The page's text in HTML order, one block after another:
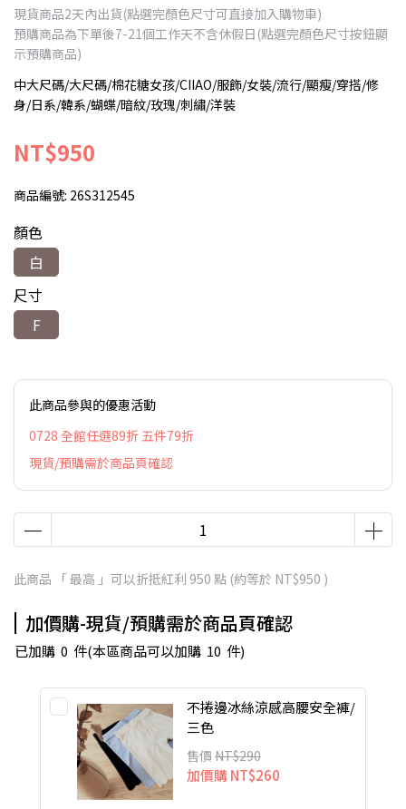
現貨商品2天內出貨(點選完顏色尺寸可直接加入購物車)
預購商品為下單後7-21個工作天不含休假日(點選完顏色尺寸按鈕顯
示預購商品)
中大尺碼/大尺碼/棉花糖女孩/CIIAO/服飾/女裝/流行/顯瘦/穿搭/修
身/日系/韓系/蝴蝶/暗紋/玫瑰/刺繡/洋裝
NT$950
商品編號: 26S312545
顏色
白
尺寸
F
此商品參與的優惠活動
0728 全館任選89折 五件79折
現貨/預購需於商品頁確認
此商品 「 最高 」可以折抵紅利 950 點 (約等於 NT$950 )
加價購-現貨/預購需於商品頁確認
已加購 0 件(本區商品可以加購 10 件)
不捲邊冰絲涼感高腰安全褲/
三色
售價 NT$290
加價購NT$260